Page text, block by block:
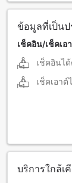
ข้อมูลที่เป็น
เช็คอิน/เช็คเอ
เช็คอินไ
เช็คเอาต์
บริการใกล้เ